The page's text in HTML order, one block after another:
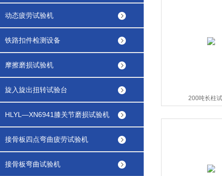
动态疲劳试验机
铁路扣件检测设备
摩擦磨损试验机
旋入旋出扭转试验台
HLYL—XN6941膝关节磨损试验机
接骨板四点弯曲疲劳试验机
接骨板弯曲试验机
200吨长柱